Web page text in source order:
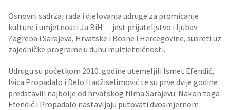
Osnovni sadržaj rada i djelovanja udruge za promicanje
kulture i umjetnosti Ja BiH… jest prijateljstvo i ljubav
Zagreba i Sarajeva, Hrvatske i Bosne i Hercegovine, susreti uz
zajedničke programe u duhu multietničnosti.
Udrugu su početkom 2010. godine utemeljili Ismet Efendić,
Ivica Propadalo i Đelo Hadžiselimović te su prve dvije godine
predstavili najbolje od hrvatskog filma Sarajevu. Nakon toga
Efendić i Propadalo nastavljaju putovati dvosmjernom